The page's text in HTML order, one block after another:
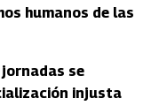
humanos de las
se
injusta